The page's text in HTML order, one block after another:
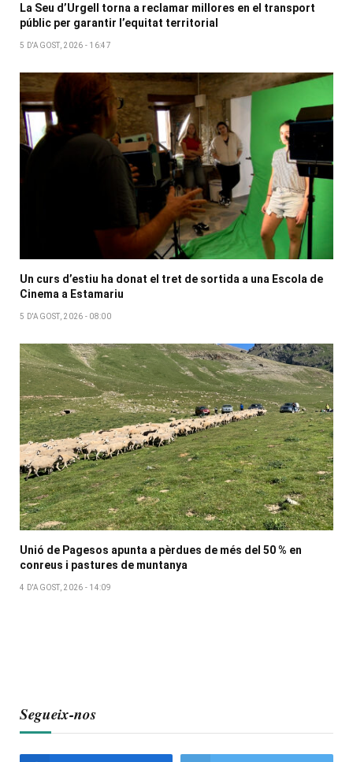
La Seu d’Urgell torna a reclamar millores en el transport
públic per garantir l’equitat territorial
5 D'AGOST, 2026 - 16:47
Un curs d’estiu ha donat el tret de sortida a una Escola de
Cinema a Estamariu
5 D'AGOST, 2026 - 08:00
Unió de Pagesos apunta a pèrdues de més del 50 % en
conreus i pastures de muntanya
4 D'AGOST, 2026 - 14:09
Segueix-nos